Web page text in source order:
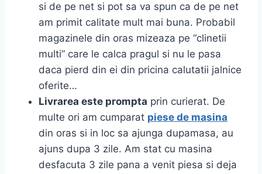
si de pe net si pot sa va spun ca de pe net
am primit calitate mult mai buna. Probabil
magazinele din oras mizeaza pe “clinetii
multi” care le calca pragul si nu le pasa
daca pierd din ei din pricina calutatii jalnice
oferite…
Livrarea este prompta prin curierat. De
multe ori am cumparat piese de masina
din oras si in loc sa ajunga dupamasa, au
ajuns dupa 3 zile. Am stat cu masina
desfacuta 3 zile pana a venit piesa si deja